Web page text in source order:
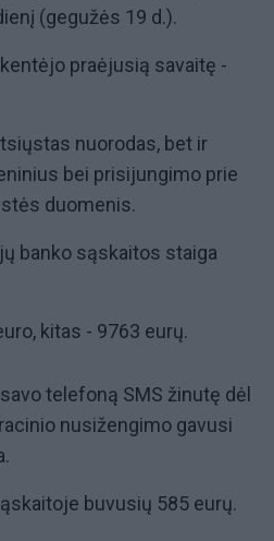
(gegužės 19 d.).
praėjusią savaitę -
nuorodas, bet ir
bei prisijungimo prie
duomenis.
banko sąskaitos staiga
kitas - 9763 eurų.
telefoną SMS žinutę dėl
nusižengimo gavusi
buvusių 585 eurų.